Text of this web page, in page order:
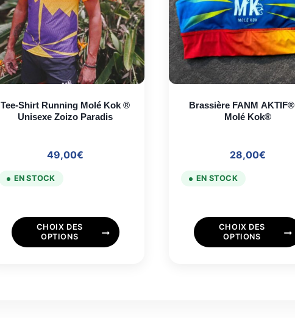
Tee-Shirt Running Molé Kok ®
Unisexe Zoizo Paradis
49,00€
EN STOCK
CHOIX DES
OPTIONS
Ce
produit
a
Brassière FANM AKTIF® by
Molé Kok®
28,00€
EN STOCK
CHOIX DES
OPTIONS
Ce
produit
a